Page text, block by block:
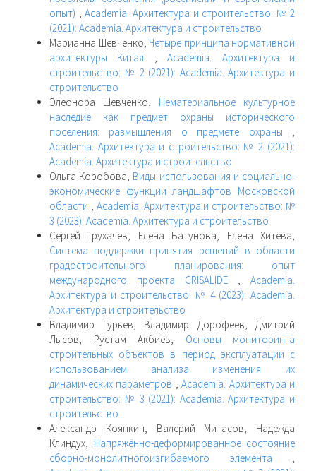
опыт) ,Academia. Архитектура и строительство: № 2
(2021): Academia. Архитектура и строительство
Марианна Шевченко, Четыре принципа нормативной
архитектуры Китая ,Academia. Архитектура и
строительство: № 2 (2021): Academia. Архитектура и
строительство
Элеонора Шевченко, Нематериальное культурное
наследие как предмет охраны исторического
поселения: размышления о предмете охраны ,
Academia. Архитектура и строительство: № 2 (2021):
Academia. Архитектура и строительство
Ольга Коробова, Виды использования и социально-
экономические функции ландшафтов Московской
области , Academia. Архитектура и строительство: №
3 (2023): Academia. Архитектура и строительство
Сергей Трухачев, Елена Батунова, Елена Хитёва,
Система поддержки принятия решений в области
градостроительного планирования: опыт
международного проекта CRISALIDE , Academia.
Архитектура и строительство: № 4 (2023): Academia.
Архитектура и строительство
Владимир Гурьев, Владимир Дорофеев, Дмитрий
Лысов, Рустам Акбиев, Основы мониторинга
строительных объектов в период эксплуатации с
использованием анализа изменения их
динамических параметров ,Academia. Архитектура и
строительство: № 3 (2021): Academia. Архитектура и
строительство
Александр Коянкин, Валерий Митасов, Надежда
Клиндух, Напряжённо-деформированное состояние
сборно-монолитногоизгибаемого элемента ,